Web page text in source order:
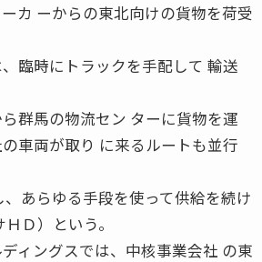
カ ーからの東北向けの貨物を荷受
臨時にトラックを手配して 輸送
群馬の物流セン ターに貨物を運
車両が取り に来るルートも並行
、あらゆる手段を使って供給を続け
Ｄ）という。
ィングスでは、中核事業会社 の東